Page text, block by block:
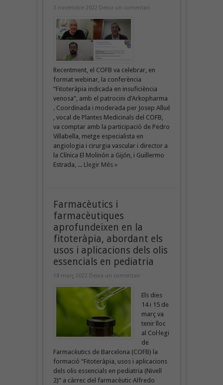
3 novembre 2022 Deixa un comentari
Recentment, el COFB va celebrar, en
format webinar, la conferència
“Fitoteràpia indicada en insuficiència
venosa”, amb el patrocini d’Arkopharma
. Coordinada i moderada per Josep Allué
, vocal de Plantes Medicinals del COFB,
va comptar amb la participació de Pedro
Villabella, metge especialista en
angiologia i cirurgia vascular i director a
la Clínica El Molinón a Gijón, i Guillermo
Estrada, ... Llegir Més »
Farmacèutics i
farmacèutiques
aprofundeixen en la
fitoteràpia, abordant els
usos i aplicacions dels olis
essencials en pediatria
18 març 2022 Deixa un comentari
Els dies
14 i 15 de
març va
tenir lloc
al Col·legi
de
Farmacèutics de Barcelona (COFB) la
formació “Fitoteràpia, usos i aplicacions
dels olis essencials en pediatria (Nivell
2)” a càrrec del farmacèutic Alfredo